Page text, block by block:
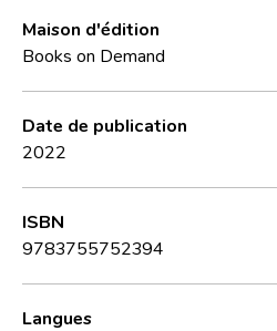
Maison d'édition
Books on Demand
Date de publication
2022
ISBN
9783755752394
Langues